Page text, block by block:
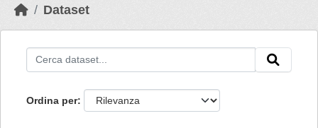
Dataset
Ordina per